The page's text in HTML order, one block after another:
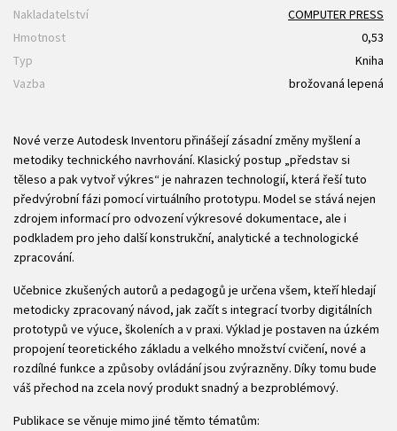
Nakladatelství
COMPUTER PRESS
Hmotnost
0,53
Typ
Kniha
Vazba
brožovaná lepená
Nové verze Autodesk Inventoru přinášejí zásadní změny myšlení a
metodiky technického navrhování. Klasický postup „představ si
těleso a pak vytvoř výkres“ je nahrazen technologií, která řeší tuto
předvýrobní fázi pomocí virtuálního prototypu. Model se stává nejen
zdrojem informací pro odvození výkresové dokumentace, ale i
podkladem pro jeho další konstrukční, analytické a technologické
zpracování.
Učebnice zkušených autorů a pedagogů je určena všem, kteří hledají
metodicky zpracovaný návod, jak začít s integrací tvorby digitálních
prototypů ve výuce, školeních a v praxi. Výklad je postaven na úzkém
propojení teoretického základu a velkého množství cvičení, nové a
rozdílné funkce a způsoby ovládání jsou zvýrazněny. Díky tomu bude
váš přechod na zcela nový produkt snadný a bezproblémový.
Publikace se věnuje mimo jiné těmto tématům: